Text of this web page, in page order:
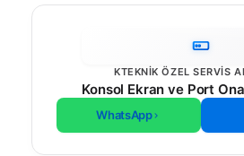
KTEKNIK ÖZEL SERVIS
Konsol Ekran ve Port
WhatsApp